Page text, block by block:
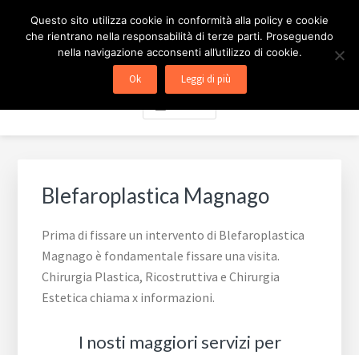
CHIRURGIA ESTETICA
MILANO
Blefaroplastica Magnago
Prima di fissare un intervento di Blefaroplastica
Magnago è fondamentale fissare una visita.
Chirurgia Plastica, Ricostruttiva e Chirurgia
Estetica chiama x informazioni.
I nosti maggiori servizi per
Questo sito utilizza cookie in conformità alla policy e cookie
che rientrano nella responsabilità di terze parti. Proseguendo
nella navigazione acconsenti all’utilizzo di cookie.
Ok Leggi di più